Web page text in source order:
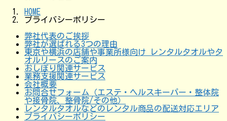
HOME
プライバシーポリシー
弊社代表のご挨拶
弊社が選ばれる3つの理由
東京や横浜の店舗や事業所様向け レンタルタオルやタ
オルリースのご案内
おしぼり関連サービス
業務支援関連サービス
会社概要
お問合せフォーム（エステ・ヘルスキーパー・整体院
や接骨院、整骨院/その他）
レンタルタオルなどのレンタル商品の配送対応エリア
プライバシーポリシー